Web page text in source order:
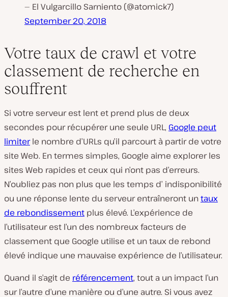
— El Vulgarcillo Sarniento (@atomick7)
September 20, 2018
Votre taux de crawl et votre
classement de recherche en
souffrent
Si votre serveur est lent et prend plus de deux
secondes pour récupérer une seule URL, Google peut
limiterle nombre d’URLs qu’il parcourt à partir de votre
site Web. En termes simples, Google aime explorer les
sites Web rapides et ceux qui n’ont pas d’erreurs.
N’oubliez pas non plus que les temps d’ indisponibilité
ou une réponse lente du serveur entraîneront untaux
de rebondissement plus élevé. L’expérience de
l’utilisateur est l’un des nombreux facteurs de
classement que Google utilise et un taux de rebond
élevé indique une mauvaise expérience de l’utilisateur.
Quand il s’agit de référencement, tout a un impact l’un
sur l’autre d’une manière ou d’une autre. Si vous avez